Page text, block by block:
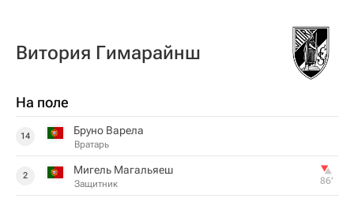
Витория Гимарайнш
На поле
14 Бруно Варела
Вратарь
2 Мигель Магальяеш
Защитник 86‎’‎